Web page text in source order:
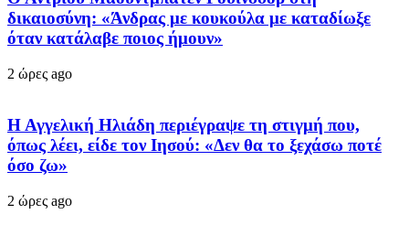
δικαιοσύνη: «Άνδρας με κουκούλα με καταδίωξε
όταν κατάλαβε ποιος ήμουν»
2 ώρες ago
Η Αγγελική Ηλιάδη περιέγραψε τη στιγμή που,
όπως λέει, είδε τον Ιησού: «Δεν θα το ξεχάσω ποτέ
όσο ζω»
2 ώρες ago